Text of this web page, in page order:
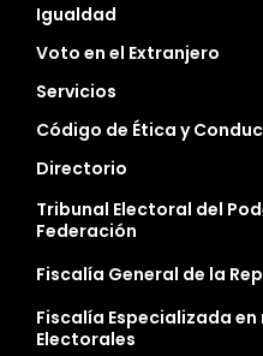
Igualdad
Voto en el Extranjero
Servicios
Código de Ética y
Directorio
Tribunal Electoral del
Federación
Fiscalía General de la
Fiscalía Especializada
Electorales